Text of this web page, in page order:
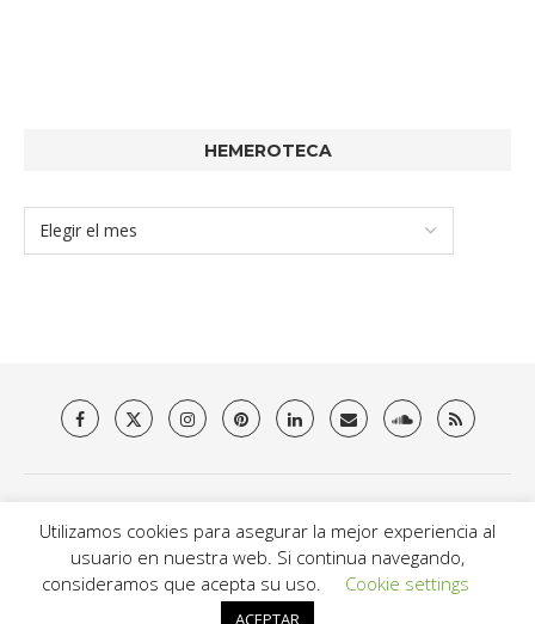
HEMEROTECA
Contacto
@2021 - Brit Es Magazine. All Right Reserved.
Utilizamos cookies para asegurar la mejor experiencia al
usuario en nuestra web. Si continua navegando,
consideramos que acepta su uso.
Cookie settings
ACEPTAR